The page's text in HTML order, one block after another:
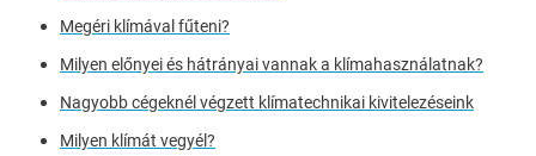
Megéri klímával fűteni?
Milyen előnyei és hátrányai vannak a klímahasználatnak?
Nagyobb cégeknél végzett klímatechnikai kivitelezéseink
Milyen klímát vegyél?